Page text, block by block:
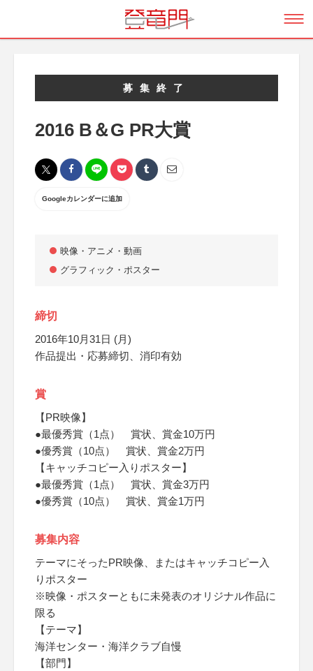
募集終了
2016 B＆G PR大賞
Googleカレンダーに追加
映像・アニメ・動画
グラフィック・ポスター
締切
2016年10月31日 (月)
作品提出・応募締切、消印有効
賞
【PR映像】
●最優秀賞（1点） 賞状、賞金10万円
●優秀賞（10点） 賞状、賞金2万円
【キャッチコピー入りポスター】
●最優秀賞（1点） 賞状、賞金3万円
●優秀賞（10点） 賞状、賞金1万円
募集内容
テーマにそったPR映像、またはキャッチコピー入
りポスター
※映像・ポスターともに未発表のオリジナル作品に
限る
【テーマ】
海洋センター・海洋クラブ自慢
【部門】